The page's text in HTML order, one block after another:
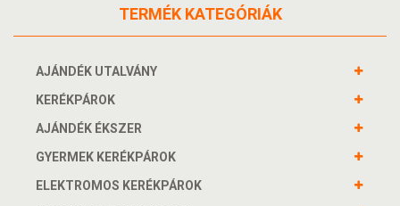
TERMÉK KATEGÓRIÁK
AJÁNDÉK UTALVÁNY
KERÉKPÁROK
AJÁNDÉK ÉKSZER
GYERMEK KERÉKPÁROK
ELEKTROMOS KERÉKPÁROK